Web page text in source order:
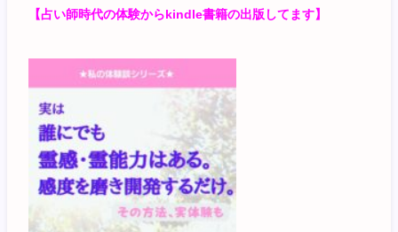
【占い師時代の体験からkindle書籍の出版してます】